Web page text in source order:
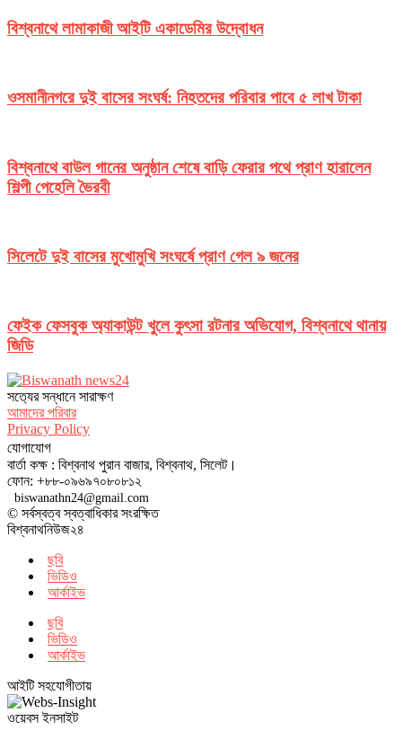
বিশ্বনাথে লামাকাজী আইটি একাডেমির উদ্বোধন
ওসমানীনগরে দুই বাসের সংঘর্ষ: নিহতদের পরিবার পাবে ৫ লাখ টাকা
বিশ্বনাথে বাউল গানের অনুষ্ঠান শেষে বাড়ি ফেরার পথে প্রাণ হারালেন
শিল্পী পেহেলি ভৈরবী
সিলেটে দুই বাসের মুখোমুখি সংঘর্ষে প্রাণ গেল ৯ জনের
ফেইক ফেসবুক অ্যাকাউন্ট খুলে কুৎসা রটনার অভিযোগ, বিশ্বনাথে থানায়
জিডি
সত‌্যের সন্ধানে সারাক্ষণ
আমাদের পরিবার
Privacy Policy
যোগাযোগ
বার্তা কক্ষ : বিশ্বনাথ পুরান বাজার, বিশ্বনাথ, সিলেট।
ফোন: +৮৮-০৯৬৯৭০৮০৮১২
biswanathn24@gmail.com
© সর্বস্বত্ব স্বত্বাধিকার সংরক্ষিত
বিশ্বনাথনিউজ২৪
ছবি
ভিডিও
আর্কাইভ
ছবি
ভিডিও
আর্কাইভ
আইটি সহযোগীতায়
ওয়েবস ইনসাইট